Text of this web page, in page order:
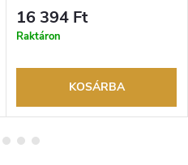
visszaküldési lehetőség. Hivatalos
márkakereskedő.
16 394 Ft
Raktáron
KOSÁRBA